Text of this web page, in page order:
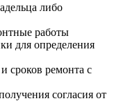
либо
работы
для определения
сроков ремонта с
согласия от